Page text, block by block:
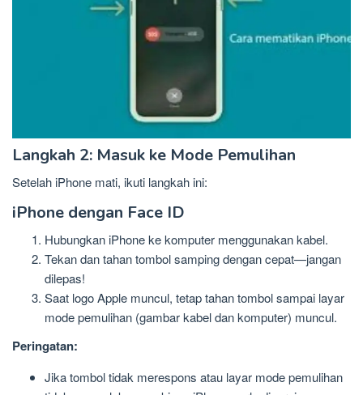
Langkah 2: Masuk ke Mode Pemulihan
Setelah iPhone mati, ikuti langkah ini:
iPhone dengan Face ID
Hubungkan iPhone ke komputer menggunakan kabel.
Tekan dan tahan tombol samping dengan cepat—jangan
dilepas!
Saat logo Apple muncul, tetap tahan tombol sampai layar
mode pemulihan (gambar kabel dan komputer) muncul.
Peringatan:
Jika tombol tidak merespons atau layar mode pemulihan